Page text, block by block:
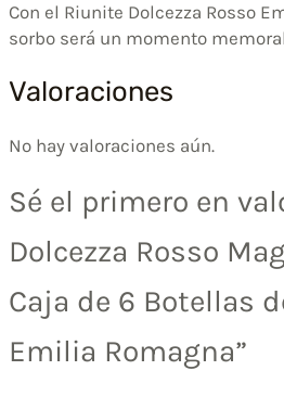
Con el Riunite Dolcezza Rosso
sorbo será un momento
Valoraciones
No hay valoraciones aún.
Sé el primero en
Dolcezza Rosso
Caja de 6 Botellas
Emilia Romagna”